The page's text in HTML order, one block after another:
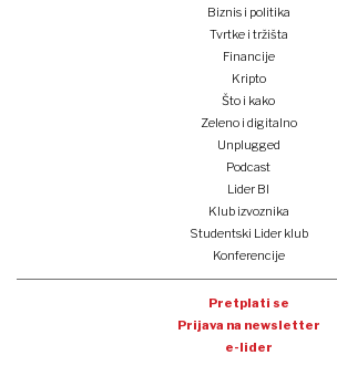
Biznis i politika
Tvrtke i tržišta
Financije
Kripto
Što i kako
Zeleno i digitalno
Unplugged
Podcast
Lider BI
Klub izvoznika
Studentski Lider klub
Konferencije
Pretplati se
Prijava na newsletter
e-lider